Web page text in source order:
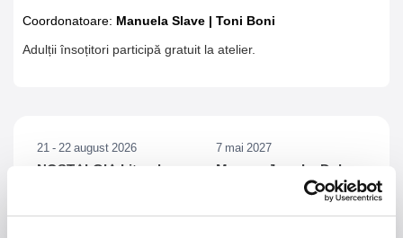
Coordonatoare: Manuela Slave | Toni Boni
Adulții însoțitori participă gratuit la atelier.
21 - 22 august 2026
NOSTALGIA Litoral
7 mai 2027
Morgan Jay - La Dolce